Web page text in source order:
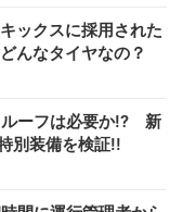
ックスに採用された
んなタイヤなの？
ルーフは必要か!? 新
別装備を検証!!